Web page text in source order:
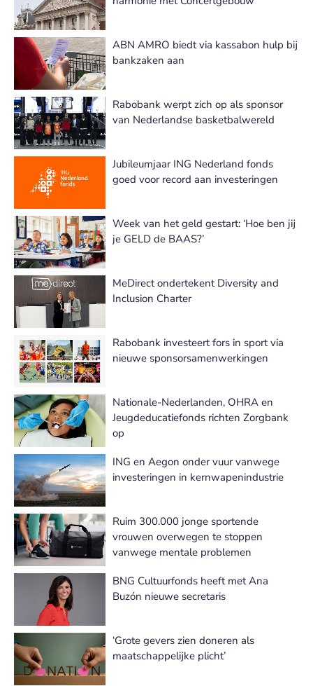
ABN AMRO biedt via kassabon hulp bij
bankzaken aan
Rabobank werpt zich op als sponsor
van Nederlandse basketbalwereld
Jubileumjaar ING Nederland fonds
goed voor record aan investeringen
Week van het geld gestart: ‘Hoe ben jij
je GELD de BAAS?’
MeDirect ondertekent Diversity and
Inclusion Charter
Rabobank investeert fors in sport via
nieuwe sponsorsamenwerkingen
Nationale-Nederlanden, OHRA en
Jeugdeducatiefonds richten Zorgbank
op
ING en Aegon onder vuur vanwege
investeringen in kernwapenindustrie
Ruim 300.000 jonge sportende
vrouwen overwegen te stoppen
vanwege mentale problemen
BNG Cultuurfonds heeft met Ana
Buzón nieuwe secretaris
‘Grote gevers zien doneren als
maatschappelijke plicht’